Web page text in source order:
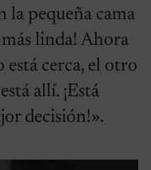
la pequeña cama
más linda! Ahora
está cerca, el otro
allí. ¡Está
decisión!».